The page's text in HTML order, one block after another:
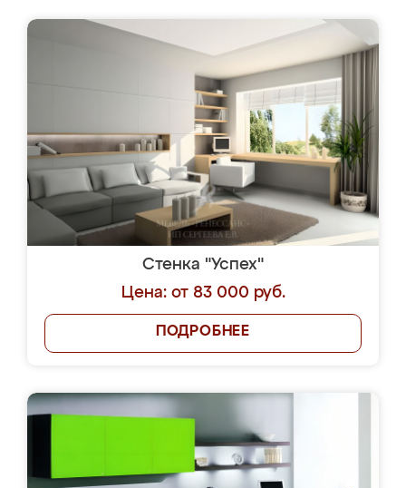
Стенка "Успех"
Цена: от 83 000 руб.
ПОДРОБНЕЕ